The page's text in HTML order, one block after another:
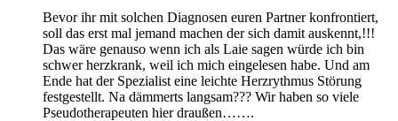
Bevor ihr mit solchen Diagnosen euren Partner konfrontiert,
soll das erst mal jemand machen der sich damit auskennt,!!!
Das wäre genauso wenn ich als Laie sagen würde ich bin
schwer herzkrank, weil ich mich eingelesen habe. Und am
Ende hat der Spezialist eine leichte Herzrythmus Störung
festgestellt. Na dämmerts langsam??? Wir haben so viele
Pseudotherapeuten hier draußen…….